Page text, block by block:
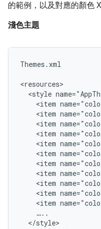
的範例，以及對應的顏色
淺色主題
Themes.xml
<style
<item
<item
<item
<item
<item
<item
<item
<item
<item
<item
<item
</style>